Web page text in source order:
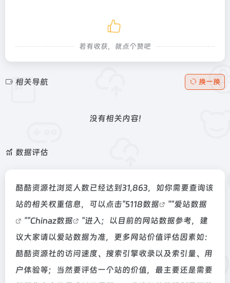
若有收获，就点个赞吧
相关导航 换一换
没有相关内容!
数据评估
酷酷资源社浏览人数已经达到31,863，如你需要查询该
站的相关权重信息，可以点击"5118数据 ""爱站数据
""Chinaz数据
"进入；以目前的网站数据参考，建
议大家请以爱站数据为准，更多网站价值评估因素如：
酷酷资源社的访问速度、搜索引擎收录以及索引量、用
户体验等；当然要评估一个站的价值，最主要还是需要